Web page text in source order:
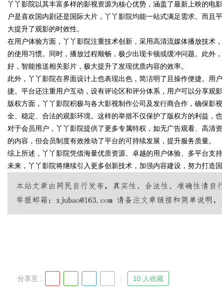
uz
!
丫丫影院以其丰富多样的影视资源为核心优势，涵盖了最新上映的电
户是喜欢国内剧还是国际大片，丫丫影院均能一站式满足需求。而且
大提升了观影的时效性。
在用户体验方面，丫丫影院注重技术创新，采用高清流媒体播放技术
的使用习惯。同时，播放过程顺畅，极少出现卡顿或缓冲问题。此外
好，智能推送相关影片，极大提升了发现优质内容的效率。
此外，丫丫影院在界面设计上也表现出色，简洁明了且操作便捷。用
捷。平台还注重用户互动，设有评论区和评分体系，用户可以分享观
版权方面，丫丫影院积极与各大影视制作公司及发行商合作，确保影
全、稳定、合法的观影环境。这样的举措不仅保护了版权方的利益，
对于会员用户，丫丫影院提供了更多专属特权，如无广告观看、高清
的内容，但会员制度有效推动了平台的可持续发展，提升服务质量。
综上所述，丫丫影院凭借海量优质资源、卓越的用户体验、多平台支
未来，丫丫影院将继续引入更多创新技术，加强内容建设，努力打造
分享至 : 10 人收藏